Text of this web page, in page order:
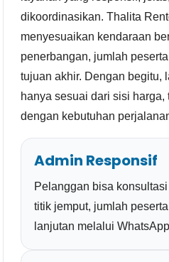
dikoordinasikan. Thalita
menyesuaikan kendaraan
penerbangan, jumlah
tujuan akhir. Dengan begitu,
hanya sesuai dari sisi harga,
dengan kebutuhan
Admin Responsif
Pelanggan bisa
titik jemput, jumlah
lanjutan melalui